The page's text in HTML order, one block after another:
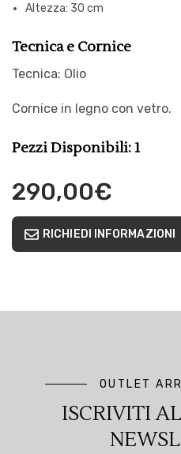
Altezza: 30 cm
Tecnica e Cornice
Tecnica: Olio
Cornice in legno con vetro.
Pezzi Disponibili: 1
290,00€
RICHIEDI INFORMAZIONI
OUTLET
ISCRIVITI